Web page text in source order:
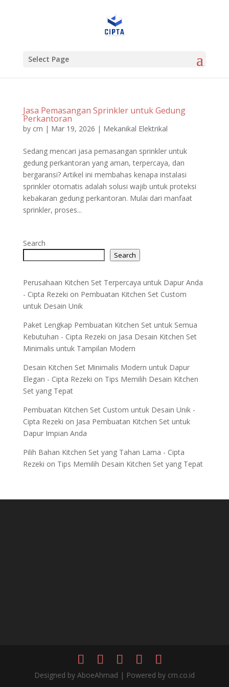
Select Page
Jasa Pemasangan Sprinkler untuk Gedung
Perkantoran
by crn | Mar 19, 2026 | Mekanikal Elektrikal
Sedang mencari jasa pemasangan sprinkler untuk
gedung perkantoran yang aman, terpercaya, dan
bergaransi? Artikel ini membahas kenapa instalasi
sprinkler otomatis adalah solusi wajib untuk proteksi
kebakaran gedung perkantoran. Mulai dari manfaat
sprinkler, proses...
Search
Search
Perusahaan Kitchen Set Terpercaya untuk Dapur Anda
- Cipta Rezeki on Pembuatan Kitchen Set Custom
untuk Desain Unik
Paket Lengkap Pembuatan Kitchen Set untuk Semua
Kebutuhan - Cipta Rezeki on Jasa Desain Kitchen Set
Minimalis untuk Tampilan Modern
Desain Kitchen Set Minimalis Modern untuk Dapur
Elegan - Cipta Rezeki on Tips Memilih Desain Kitchen
Set yang Tepat
Pembuatan Kitchen Set Custom untuk Desain Unik -
Cipta Rezeki on Jasa Pembuatan Kitchen Set untuk
Dapur Impian Anda
Pilih Bahan Kitchen Set yang Tahan Lama - Cipta
Rezeki on Tips Memilih Desain Kitchen Set yang Tepat
Designed by AboeAhmad | Powered by crn.co.id